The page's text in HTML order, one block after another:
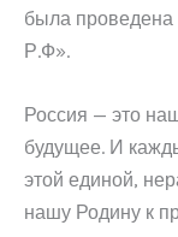
была проведена
Р.Ф».
Россия — это
будущее. И
этой единой,
нашу Родину к